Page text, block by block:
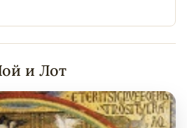
и Лот